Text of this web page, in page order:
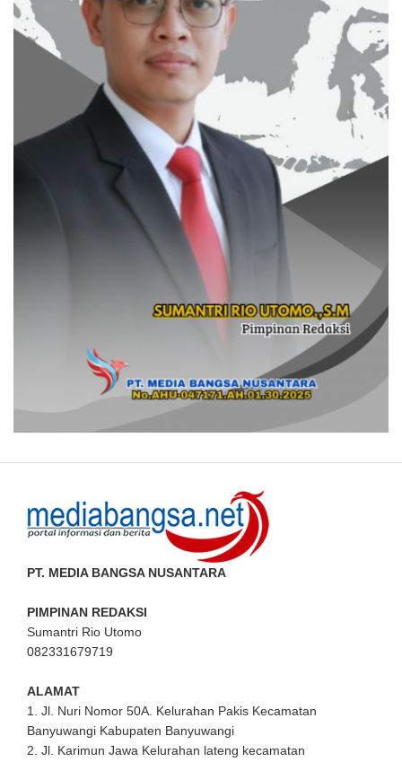
PT. MEDIA BANGSA NUSANTARA
PIMPINAN REDAKSI
Sumantri Rio Utomo
082331679719
ALAMAT
1. Jl. Nuri Nomor 50A. Kelurahan Pakis Kecamatan
Banyuwangi Kabupaten Banyuwangi
2. Jl. Karimun Jawa Kelurahan lateng kecamatan